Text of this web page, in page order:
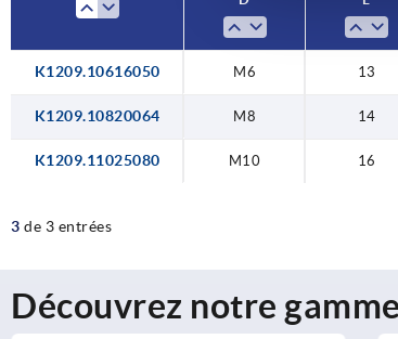
K1209.10616050 M6 13
K1209.10820064 M8 14
K1209.11025080 M10 16
3 de 3 entrées
Découvrez notre